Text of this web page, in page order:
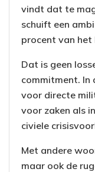
vindt dat te
schuift een
procent van het
Dat is geen
commitment. In
voor directe
voor zaken als
civiele
Met andere
maar ook de